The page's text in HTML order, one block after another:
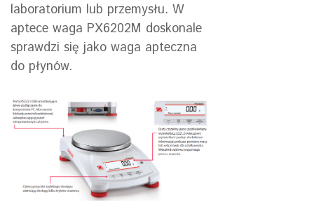
laboratorium lub przemysłu. W
aptece waga PX6202M doskonale
sprawdzi się jako waga apteczna
do płynów.